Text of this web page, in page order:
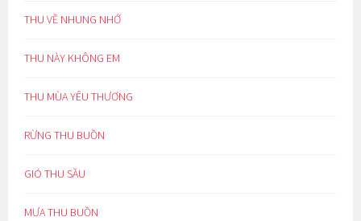
THU VỀ NHUNG NHỚ
THU NÀY KHÔNG EM
THU MÙA YÊU THƯƠNG
RỪNG THU BUỒN
GIÓ THU SẦU
MƯA THU BUỒN